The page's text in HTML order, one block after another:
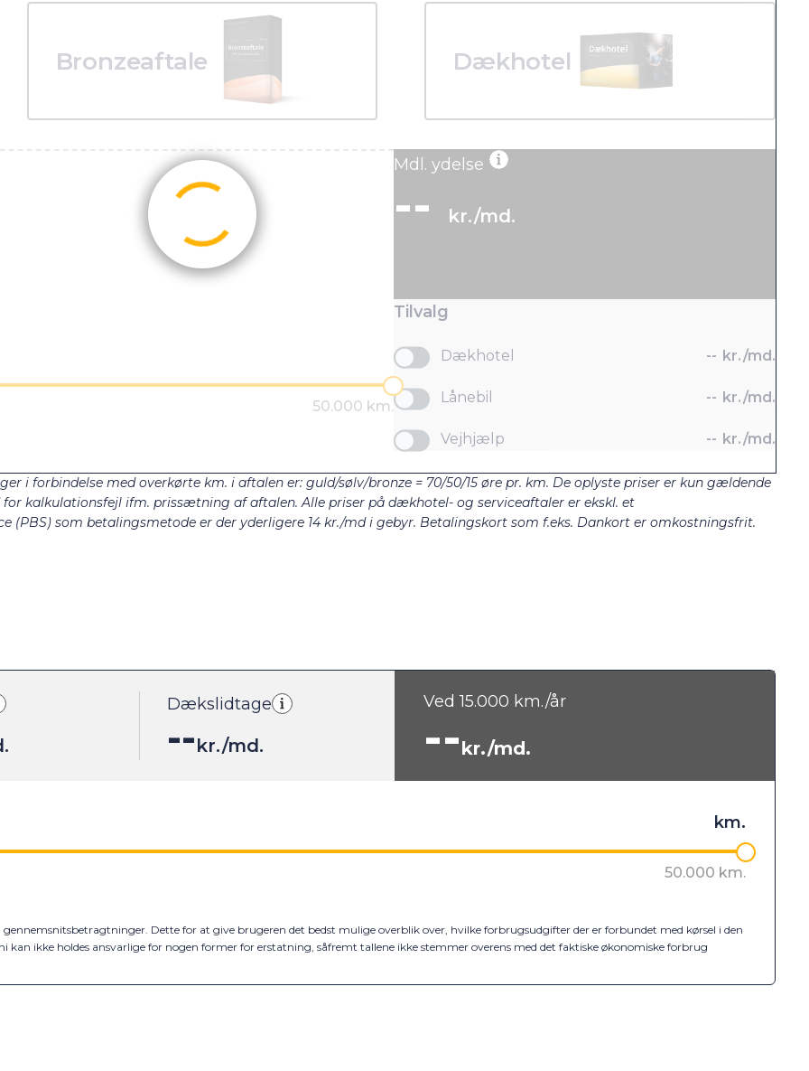
Bronzeaftale Dækhotel
Mdl. ydelse
-- kr./md.
Tilvalg
Dækhotel -- kr./md.
Lånebil -- kr./md.
Vejhjælp -- kr./md.
i forbindelse med overkørte km. i aftalen er: guld/sølv/bronze = 70/50/15 øre pr. km. De oplyste priser er kun gældende
kalkulationsfejl ifm. prissætning af aftalen. Alle priser på dækhotel- og serviceaftaler er ekskl. et
som betalingsmetode er der yderligere 14 kr./md i gebyr. Betalingskort som f.eks. Dankort er omkostningsfrit.
Dækslidtage
--kr./md.
Ved15.000 km./år
--kr./md.
Dette for at give brugeren det bedst mulige overblik over, hvilke forbrugsudgifter der er forbundet med kørsel i den
kan ikke holdes ansvarlige for nogen former for erstatning, såfremt tallene ikke stemmer overens med det faktiske økonomiske forbrug